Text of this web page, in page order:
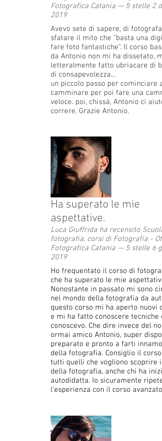
Fotografica Catania — 5 stelle 2
2019
Avevo sete di sapere, di
sfatare il mito che "basta una
fare foto fantastiche". Il corso
da Antonio non mi ha dissetato,
letteralmente fatto ubriacare di
di consapevolezza...
un piccolo passo per cominciare a
camminare per poi fare una
veloce. poi, chissà, Antonio ci
correre. Grazie Antonio.
Ha superato le mie
aspettative.
Luca Giuffrida ha recensito
fotografia, corsi di Fotografia -
Fotografica Catania — 5 stelle 6
2019
Ho frequentato il corso di
che ha superato le mie aspettative.
Nonostante in passato mi sono
nel mondo della fotografia da
questo corso mi ha aperto nuovi
e mi ha fatto conoscere tecniche
conoscevo. Che dire invece del
ormai amico Antonio, super
preparato e pronto a farti
della fotografia. Consiglio il corso
tutti quelli che vogliono scoprire il
della fotografia, anche chi ha
autodidatta. Io sicuramente
l'esperienza con il corso avanzato.